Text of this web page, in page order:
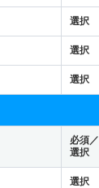
選択
選択
選択
必須／
選択
選択